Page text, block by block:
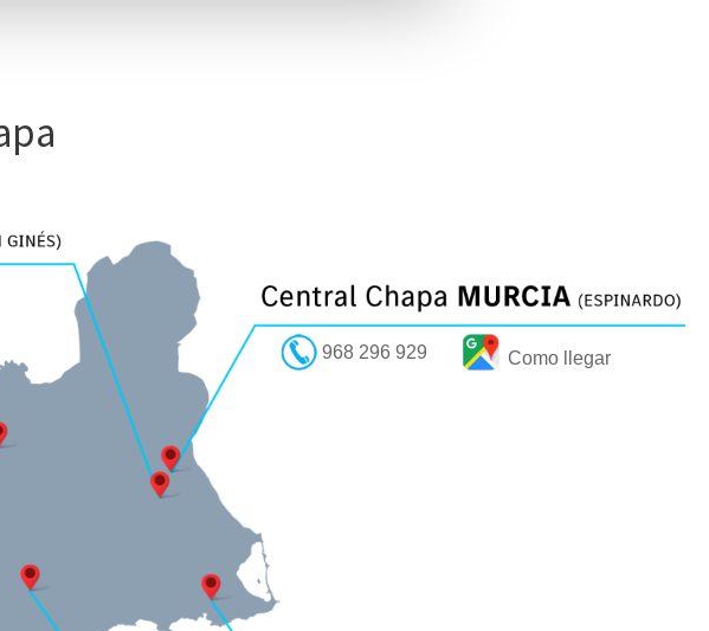
968 296 929 Como llegar